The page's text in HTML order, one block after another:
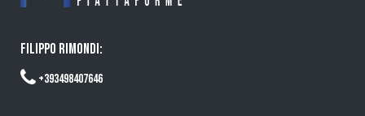
FILIPPO RIMONDI:
+393498407646